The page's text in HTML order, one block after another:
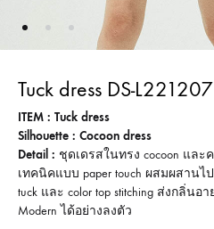
Tuck dress DS-L221207
ITEM : Tuck dress
Silhouette : Cocoon dress
Detail : ชุดเดรสในทรง cocoon และ
เทคนิคแบบ paper touch ผสมผสานไ
tuck และ color top stitching ส่งกลิ่น
Modern ได้อย่างลงตัว